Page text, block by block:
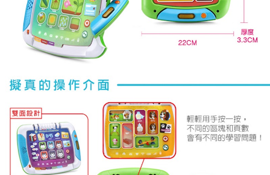
３．未成年的使用者請事先徵得法定代理人或監護人之同意方可使用
「AFTEE先享後付」，若未經同意申辦者引起之損失，本公司不負相關責
任。
４．使用「AFTEE先享後付」時，將依據個別帳號之用戶狀況，依本公司即
時審查核予不同之上限額度；若仍有額度不足之情形，本公司將視審查結果
請求用戶進行身份認證。
恩沛科技股份有限公司將有權停止該用戶之使用額度並採取法律行動。